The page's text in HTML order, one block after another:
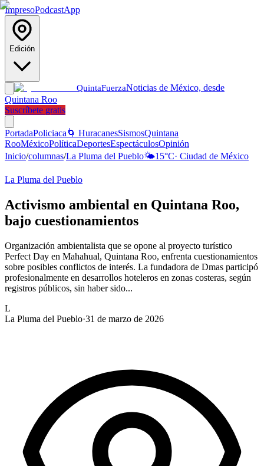
ImpresoPodcastApp
Edición
QuintaFuerzaNoticias de México, desde
Quintana Roo
Suscríbete gratis
PortadaPoliciaca 🌀 HuracanesSismosQuintana
RooMéxicoPolíticaDeportesEspectáculosOpinión
Inicio/columnas/La Pluma del Pueblo🌤️15°C· Ciudad de México
La Pluma del Pueblo
Activismo ambiental en Quintana Roo,
bajo cuestionamientos
Organización ambientalista que se opone al proyecto turístico
Perfect Day en Mahahual, Quintana Roo, enfrenta cuestionamientos
sobre posibles conflictos de interés. La fundadora de Dmas participó
profesionalmente en desarrollos hoteleros en zonas costeras, según
registros públicos, sin haber sido...
L
La Pluma del Pueblo·31 de marzo de 2026